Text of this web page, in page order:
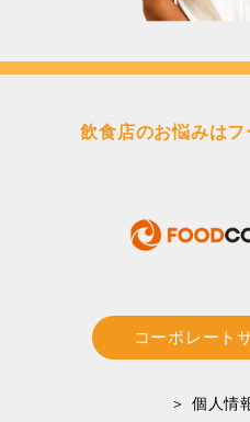
飲食店のお悩みは
コーポレート
＞ 個人情